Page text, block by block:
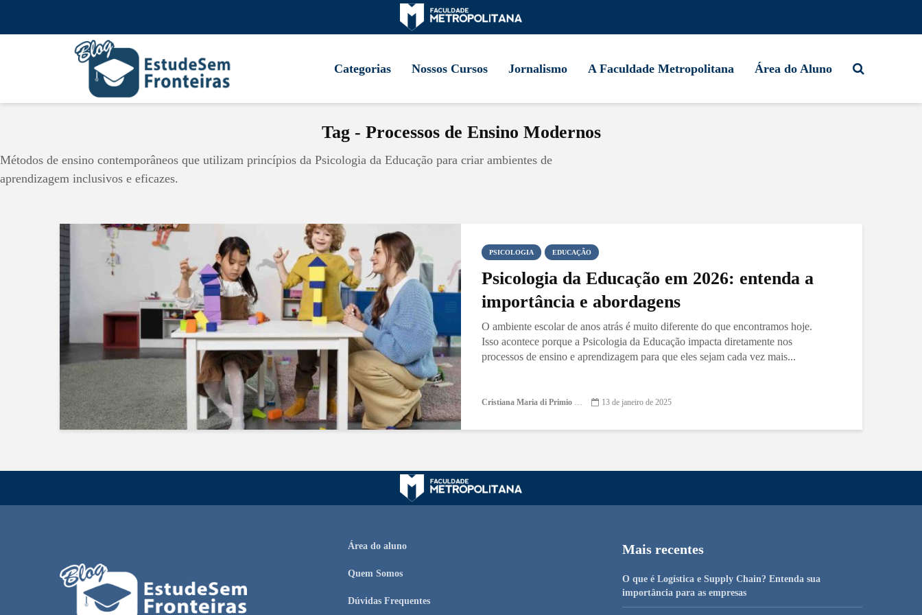
Categorias Nossos Cursos Jornalismo A Faculdade Metropolitana Área do Aluno
Tag - Processos de Ensino Modernos
Métodos de ensino contemporâneos que utilizam princípios da Psicologia da Educação para criar ambientes de
aprendizagem inclusivos e eficazes.
PSICOLOGIA EDUCAÇÃO
Psicologia da Educação em 2026: entenda a
importância e abordagens
O ambiente escolar de anos atrás é muito diferente do que encontramos hoje.
Isso acontece porque a Psicologia da Educação impacta diretamente nos
processos de ensino e aprendizagem para que eles sejam cada vez mais...
Cristiana Maria di Primio Gonçalves 13 de janeiro de 2025
Área do aluno
Quem Somos
Dúvidas Frequentes
Mais recentes
O que é Logística e Supply Chain? Entenda sua
importância para as empresas